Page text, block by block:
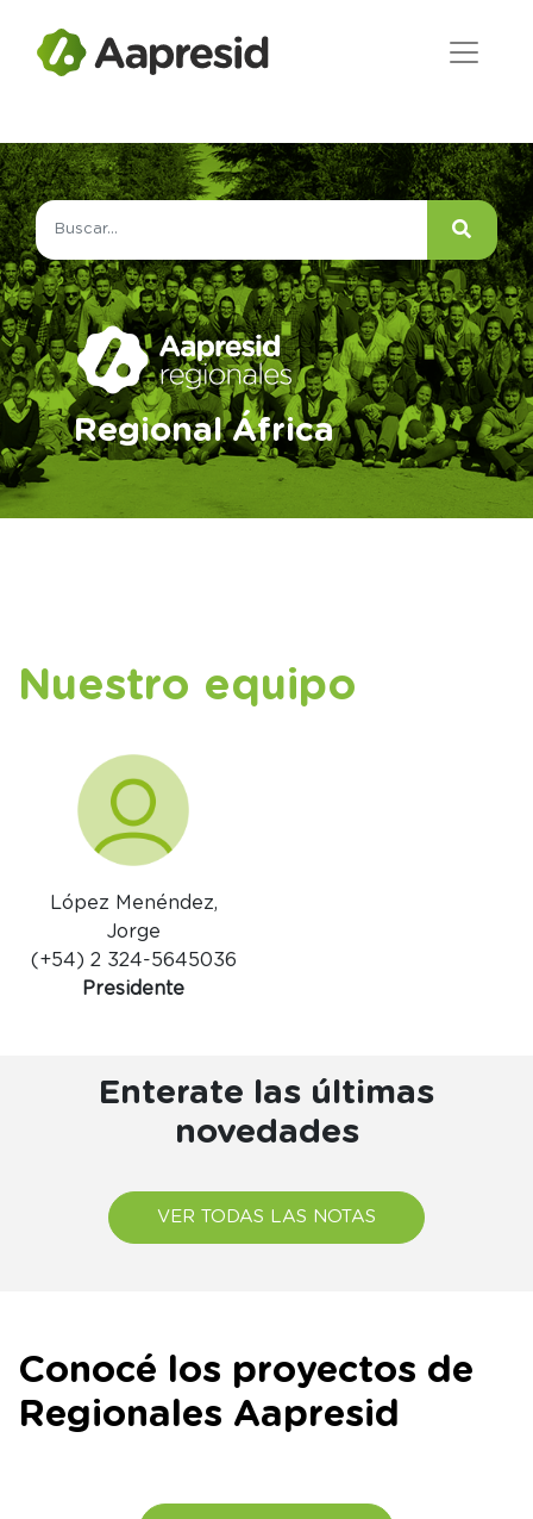
Regional África
Nuestro equipo
López Menéndez,
Jorge
(+54) 2 324-5645036
Presidente
Enterate las últimas
novedades
VER TODAS LAS NOTAS
Conocé los proyectos de
Regionales Aapresid